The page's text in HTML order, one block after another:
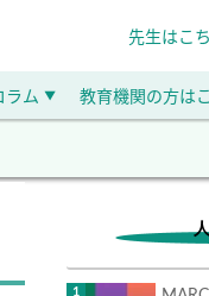
先生はこ
ラム ▼ 教育機関の方は